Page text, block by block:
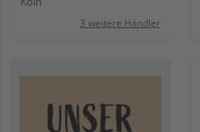
3 weitere Händler